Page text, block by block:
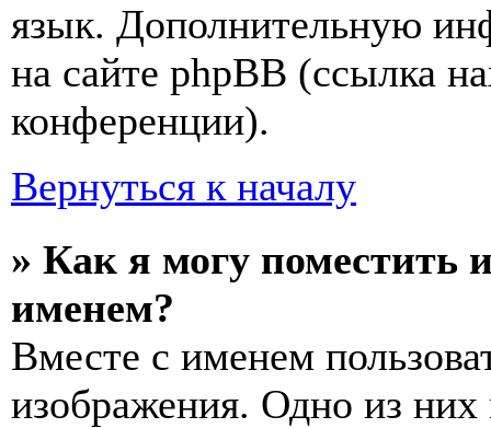
язык. Дополнительную
на сайте phpBB (ссылка
конференции).
Вернуться к началу
» Как я могу поместить
именем?
Вместе с именем
изображения. Одно из